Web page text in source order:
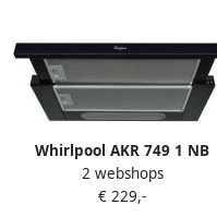
Whirlpool AKR 749 1 NB
Afzuigkap vlakscherm Zwart
2 webshops
€ 229,-